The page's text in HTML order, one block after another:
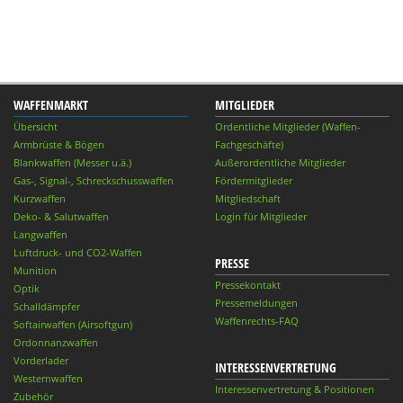
WAFFENMARKT
Übersicht
Armbrüste & Bögen
Blankwaffen (Messer u.ä.)
Gas-, Signal-, Schreckschusswaffen
Kurzwaffen
Deko- & Salutwaffen
Langwaffen
Luftdruck- und CO2-Waffen
Munition
Optik
Schalldämpfer
Softairwaffen (Airsoftgun)
Ordonnanzwaffen
Vorderlader
Westernwaffen
Zubehör
MITGLIEDER
Ordentliche Mitglieder (Waffen-
Fachgeschäfte)
Außerordentliche Mitglieder
Fördermitglieder
Mitgliedschaft
Login für Mitglieder
PRESSE
Pressekontakt
Pressemeldungen
Waffenrechts-FAQ
INTERESSENVERTRETUNG
Interessenvertretung & Positionen